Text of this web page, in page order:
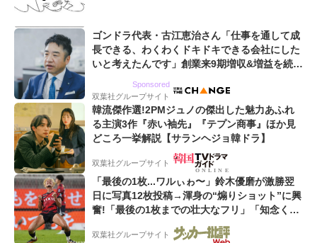
ゴンドラ代表・古江恵治さん「仕事を通して成
長できる、わくわくドキドキできる会社にした
いと考えたんです」創業来9期増収&増益を続け
Sponsored
双葉社グループサイト
韓流傑作選!2PMジュノの傑出した魅力あふれ
る主演3作『赤い袖先』『テプン商事』ほか見
どころ一挙解説【サランヘジョ韓ドラ】
双葉社グループサイト
「最後の1枚...ワルぃゎ〜」鈴木優磨が激勝翌
日に写真12枚投稿→渾身の“煽りショット”に興
奮!「最後の1枚までの壮大なフリ」「知念くん
のことどんだけ好きなんよw」
双葉社グループサイト